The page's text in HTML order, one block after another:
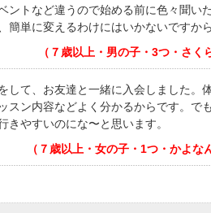
ントなど違うので始める前に色々聞い
簡単に変えるわけにはいかないですから
（７歳以上・男の子・3つ・さく
して、お友達と一緒に入会しました。
スン内容などよく分かるからです。で
きやすいのにな〜と思います。
（７歳以上・女の子・1つ・かよな